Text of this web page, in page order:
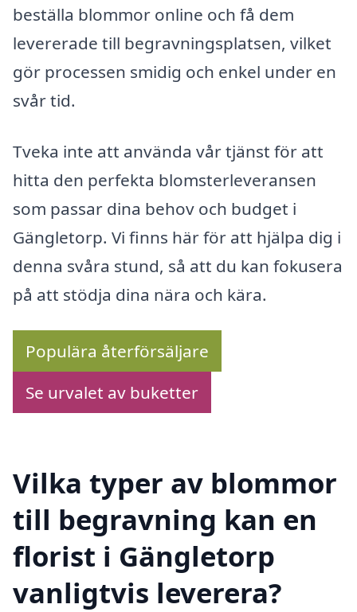
beställa blommor online och få dem
levererade till begravningsplatsen, vilket
gör processen smidig och enkel under en
svår tid.
Tveka inte att använda vår tjänst för att
hitta den perfekta blomsterleveransen
som passar dina behov och budget i
Gängletorp. Vi finns här för att hjälpa dig i
denna svåra stund, så att du kan fokusera
på att stödja dina nära och kära.
Populära återförsäljare
Se urvalet av buketter
Vilka typer av blommor
till begravning kan en
florist i Gängletorp
vanligtvis leverera?